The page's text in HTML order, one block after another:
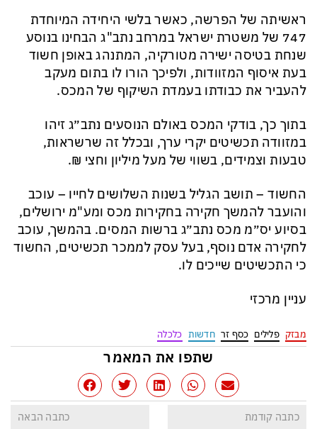
ראשיתה של הפרשה, כאשר בלשי היחידה המיוחדת
747 של משטרת ישראל במרחב נתב"ג הבחינו בנוסע
שנחת בטיסה ישירה מטורקיה, המתנהג באופן חשוד
בעת איסוף המזוודות, ולפיכך הורו לו בתום מעקב
להעביר את כבודתו בעמדת השיקוף של המכס.
בתוך כך, בודקי המכס באולם הנוסעים נתב״ג זיהו
במזוודה תכשיטים יקרי ערך, ובכלל זה שרשראות,
טבעות וצמידים, בשווי של מעל מיליון וחצי ₪.
החשוד – תושב הגליל בשנות השלושים לחייו – עוכב
והועבר להמשך חקירה בחקירות מכס ומע"מ ירושלים,
בסיוע יס״מ מכס נתב״ג ברשות המסים. בהמשך, עוכב
לחקירה אדם נוסף, בעל עסק לממכר תכשיטים, החשוד
כי התכשיטים שייכים לו.
עניין מרכזי
מבזק פלילים כסף זר חדשות כלכלה
שתפו את המאמר
כתבה קודמת כתבה הבאה